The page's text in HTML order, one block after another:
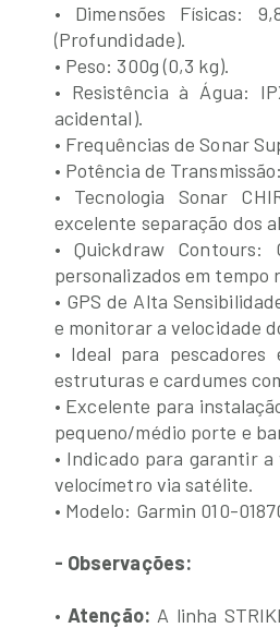
• Dimensões Físicas:
(Profundidade).
• Peso: 300g (0,3 kg).
• Resistência à Água:
acidental).
• Frequências de Sonar
• Potência de
• Tecnologia Sonar
excelente separação dos
• Quickdraw Contours:
personalizados em tempo
• GPS de Alta
e monitorar a velocidade
• Ideal para
estruturas e cardumes
• Excelente para
pequeno/médio porte e
• Indicado para garantir
velocímetro via satélite.
• Modelo: Garmin 010-
- Observações:
• Atenção: A linha